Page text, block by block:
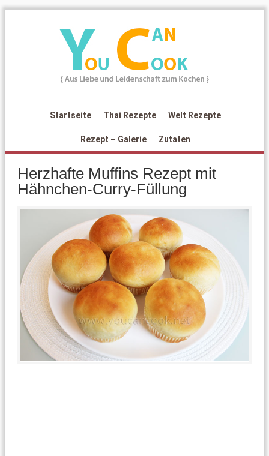
Startseite Thai Rezepte Welt Rezepte
Rezept – Galerie Zutaten
Herzhafte Muffins Rezept mit
Hähnchen-Curry-Füllung